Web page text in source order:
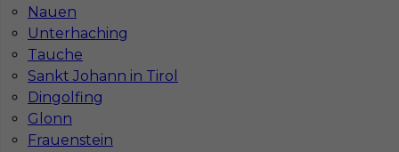
Nauen
Unterhaching
Tauche
Sankt Johann in Tirol
Dingolfing
Glonn
Frauenstein